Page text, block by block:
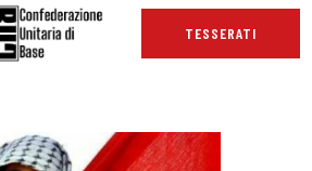
TESSERATI